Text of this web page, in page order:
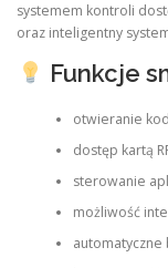
systemem kontroli
oraz inteligentny
Funkcje
otwieranie
dostęp kartą
sterowanie
możliwość